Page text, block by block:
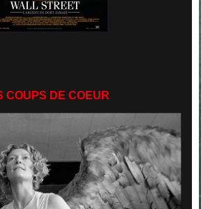
COUPS DE COEUR